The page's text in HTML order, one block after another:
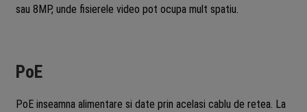
sau 8MP, unde fisierele video pot ocupa mult spatiu.
PoE
PoE inseamna alimentare si date prin acelasi cablu de retea. La